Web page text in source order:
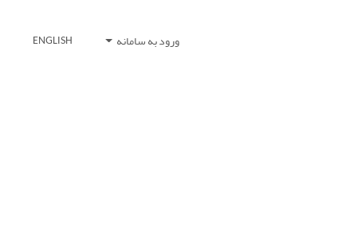
ورود به سامانه ENGLISH